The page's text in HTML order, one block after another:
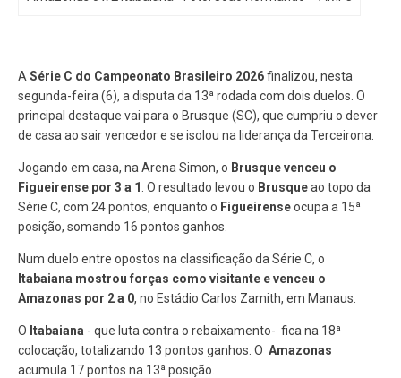
A Série C do Campeonato Brasileiro 2026finalizou, nesta
segunda-feira (6), a disputa da 13ª rodada com dois duelos. O
principal destaque vai para o Brusque (SC), que cumpriu o dever
de casa ao sair vencedor e se isolou na liderança da Terceirona.
Jogando em casa, na Arena Simon, o Brusque venceu o
Figueirense por 3 a 1 . O resultado levou o Brusqueao topo da
Série C, com 24 pontos, enquanto o Figueirenseocupa a 15ª
posição, somando 16 pontos ganhos.
Num duelo entre opostos na classificação da Série C, o
Itabaiana mostrou forças como visitante e venceu o
Amazonas por 2 a 0, no Estádio Carlos Zamith, em Manaus.
O Itabaiana - que luta contra o rebaixamento- fica na 18ª
colocação, totalizando 13 pontos ganhos. O Amazonas
acumula 17 pontos na 13ª posição.